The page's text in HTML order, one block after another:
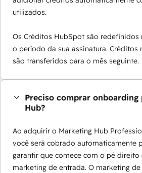
utilizados.
Os Créditos HubSpot são redefinidos
o período da sua assinatura. Créditos
são transferidos para o mês seguinte.
Preciso comprar onboarding
Hub?
Ao adquirir o Marketing Hub
você será cobrado automaticamente
garantir que comece com o pé direito
marketing de entrada. O marketing